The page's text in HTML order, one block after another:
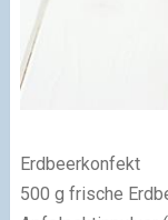
Erdbeerkonfekt
500 g frische